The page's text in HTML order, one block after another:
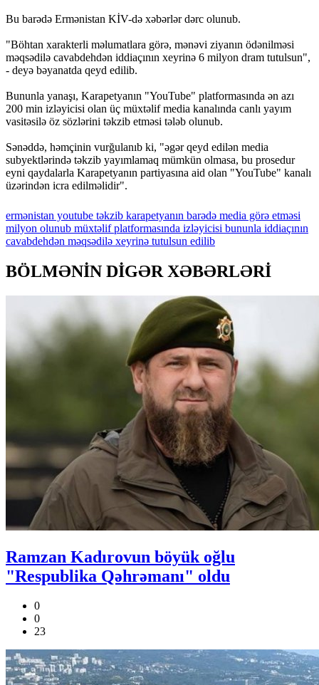
Bu barədə Ermənistan KİV-də xəbərlər dərc olunub.
"Böhtan xarakterli məlumatlara görə, mənəvi ziyanın ödənilməsi
məqsədilə cavabdehdən iddiaçının xeyrinə 6 milyon dram tutulsun",
- deyə bəyanatda qeyd edilib.
Bununla yanaşı, Karapetyanın "YouTube" platformasında ən azı
200 min izləyicisi olan üç müxtəlif media kanalında canlı yayım
vasitəsilə öz sözlərini təkzib etməsi tələb olunub.
Sənəddə, həmçinin vurğulanıb ki, "əgər qeyd edilən media
subyektlərində təkzib yayımlamaq mümkün olmasa, bu prosedur
eyni qaydalarla Karapetyanın partiyasına aid olan "YouTube" kanalı
üzərindən icra edilməlidir".
ermənistan youtube təkzib karapetyanın barədə media görə etməsi
milyon olunub müxtəlifplatformasında izləyicisi bununla iddiaçının
cavabdehdən məqsədilə xeyrinə tutulsun edilib
BÖLMƏNİN DİGƏR XƏBƏRLƏRİ
Ramzan Kadırovun böyük oğlu
"Respublika Qəhrəmanı" oldu
0
0
23